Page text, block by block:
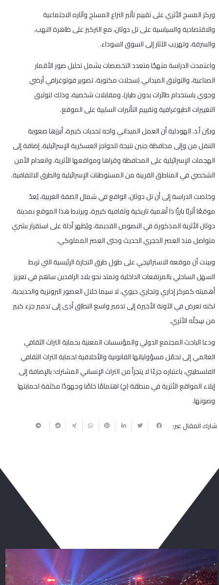
وركز المسح الأثري على تقييم تأثير النزاع المسلح وآثاره الاجتماعية
والاقتصادية والسياسية على تل دوثان، مع التركيز على ظاهرة النهب،
والسرقة، وتهريب الآثار إلى السوق السوداء.
واعتمدت الدراسة منهجًا متعدد التخصصات يشمل تحليل صور الأقمار
الصناعية، والتوثيق الميداني (سجلات مكتوبة، تصوير فوتوغرافي أرضي
وجوي باستخدام طائرات بدون طيار)، ومقابلات شخصية، وذلك لتوثيق
التغييرات الطبوغرافية وتقييم التأثيرات السلبية على الموقع.
وبيّن أ.د. الهودلية أن العمل الميداني واجه تحديات كبيرة، أبرزها صعوبة
التنقل من وإلى محافظة جنين نتيجة للحواجز العسكرية الإسرائيلية، إضافة إلى
الهجمات الإسرائيلية على المحافظة وقراها ومواقعها الأثرية، وانعدام الأمن
الشخصي في المناطق القريبة من المستوطنات الإسرائيلية والطرق الالتفافية.
وخلصت الدراسة إلى أن تل دوثان، الواقع في شمال الضفة الغربية، يُعدّ
موقعًا أثريًا بارزًا ذا أهمية تاريخية وثقافية كبيرة، ويرتبط هذا الموقع بمدينة
دوثان الأثرية المذكورة في النصوص القديمة، ويُظهر أدلة على استقرار بشري
متواصل منذ العصر الحجري الحديث وحتى العصر المملوكي.
وبينت أن موقعه الاستراتيجي على طول طرق التجارة الرئيسية التي تربط
السهل الساحلي بالمرتفعات الداخلية وتمتد نحو بلاد الرافدين ساهم في تعزيز
أهميته كمركز إداري وتجاري حيوي، لا سيما خلال العصور البرونزية والحديدية،
لكنه تعرض في الآونة الأخيرة إلى تدمير واسع النطاق أدى إلى تدمير جزء كبير
من سِجلّه الأثري.
ودعا الباحث المجتمع الدولي والمؤسسات المعنية بحماية التراث الثقافي
العالمي إلى تحمّل مسؤولياتها القانونية والأخلاقية لحماية التراث الثقافي
الفلسطيني، باعتباره جزءًا لا يتجزأ من التراث الإنساني المشترك؛ بالإضافة إلى
إيلاء المواقع الأثرية في منطقة (ج) اهتمامًا خاصًا وجهودًا مكثفة لحمايتها
وصونها.
شارك المقال عبر: